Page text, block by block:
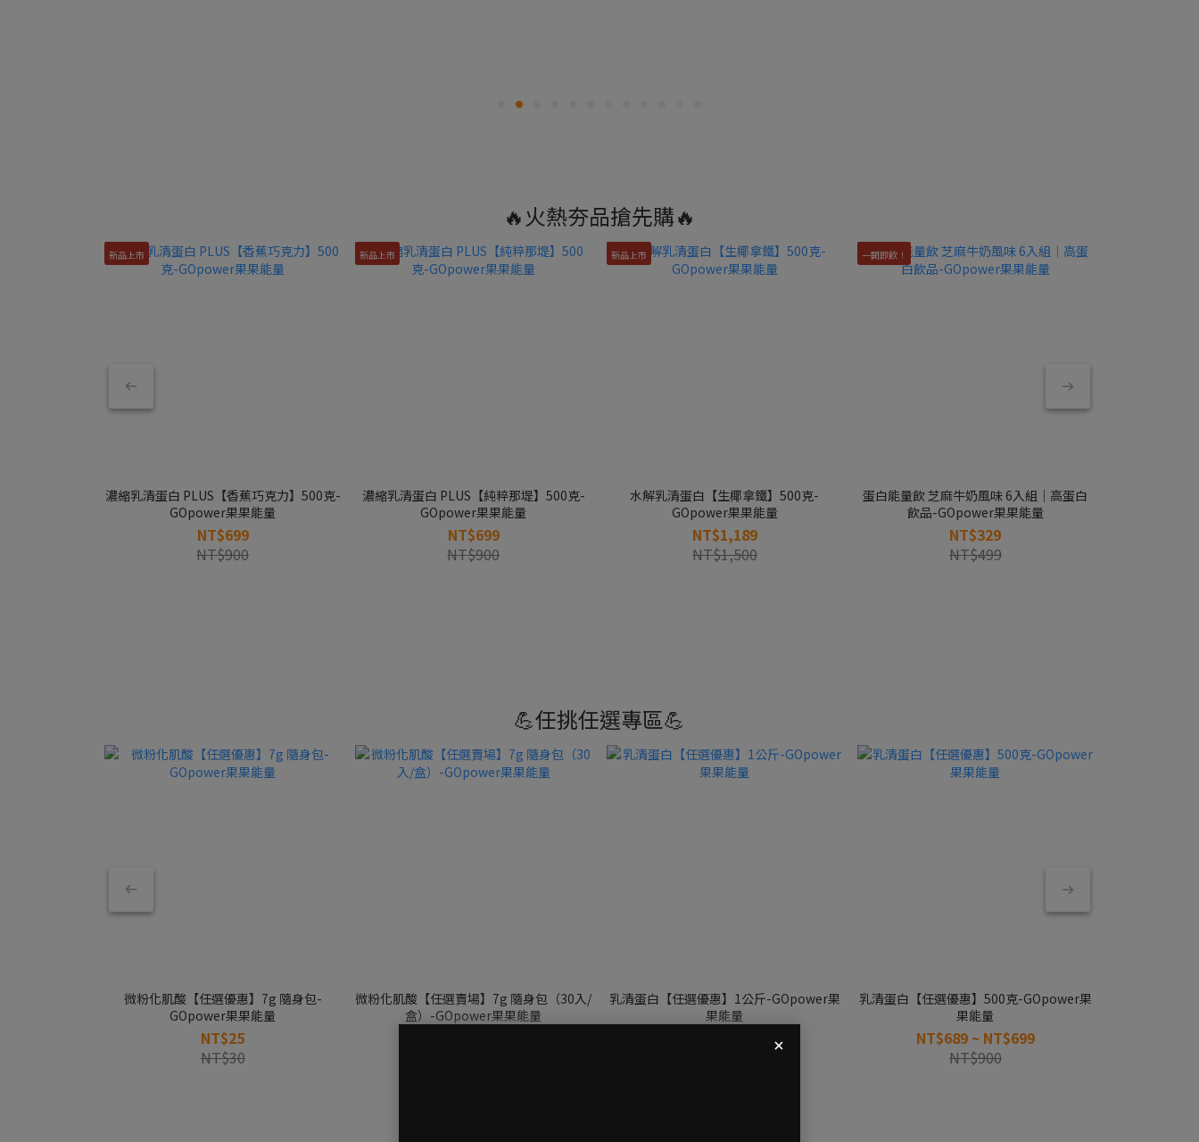
🔥火熱夯品搶先購🔥
新品上市
濃縮乳清蛋白 PLUS【香蕉巧克力】500克-
GOpower果果能量
NT$699
NT$900
新品上市
濃縮乳清蛋白 PLUS【純粹那堤】500克-
GOpower果果能量
NT$699
NT$900
新品上市
水解乳清蛋白【生椰拿鐵】500克-
GOpower果果能量
NT$1,189
NT$1,500
一開即飲！
蛋白能量飲 芝麻牛奶風味 6入組｜高蛋白
飲品-GOpower果果能量
NT$329
NT$499
💪任挑任選專區💪
微粉化肌酸【任選優惠】7g 隨身包-
GOpower果果能量
NT$25
NT$30
微粉化肌酸【任選賣場】7g 隨身包（30入/
盒）-GOpower果果能量
乳清蛋白【任選優惠】1公斤-GOpower果
果能量
NT$1,289 ~ NT$1,600
乳清蛋白【任選優惠】500克-GOpower果
果能量
NT$689 ~ NT$699
NT$900